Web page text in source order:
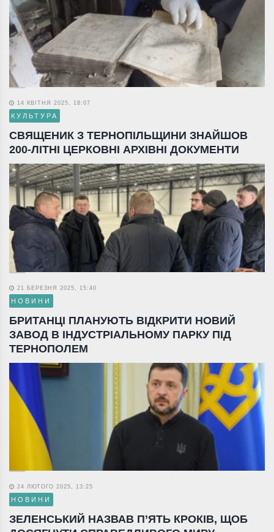
14 КВІТНЯ 2025, 18:07
КУЛЬТУРА
СВЯЩЕНИК З ТЕРНОПІЛЬЩИНИ ЗНАЙШОВ
200-ЛІТНІ ЦЕРКОВНІ АРХІВНІ ДОКУМЕНТИ
21 БЕРЕЗНЯ 2025, 15:40
НОВИНИ
БРИТАНЦІ ПЛАНУЮТЬ ВІДКРИТИ НОВИЙ
ЗАВОД В ІНДУСТРІАЛЬНОМУ ПАРКУ ПІД
ТЕРНОПОЛЕМ
24 ЛЮТОГО 2025, 13:25
НОВИНИ
ЗЕЛЕНСЬКИЙ НАЗВАВ П’ЯТЬ КРОКІВ, ЩОБ